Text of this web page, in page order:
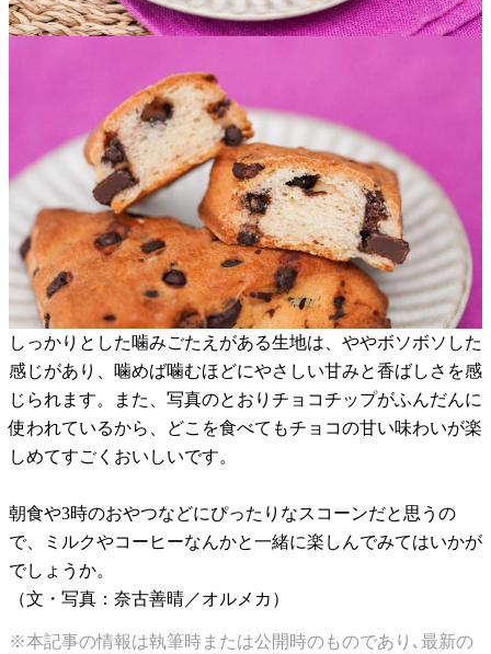
しっかりとした噛みごたえがある生地は、ややボソボソした
感じがあり、噛めば噛むほどにやさしい甘みと香ばしさを感
じられます。また、写真のとおりチョコチップがふんだんに
使われているから、どこを食べてもチョコの甘い味わいが楽
しめてすごくおいしいです。
朝食や3時のおやつなどにぴったりなスコーンだと思うの
で、ミルクやコーヒーなんかと一緒に楽しんでみてはいかが
でしょうか。
（文・写真：奈古善晴／オルメカ）
※本記事の情報は執筆時または公開時のものであり､最新の